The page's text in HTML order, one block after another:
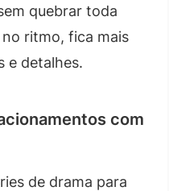
quebrar toda
ritmo, fica mais
e detalhes.
com
de drama para